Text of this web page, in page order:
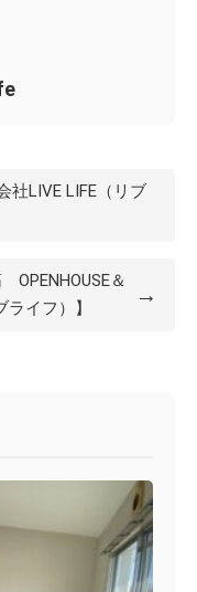
社LIVE LIFE（リブ
OPENHOUSE＆
イフ）】
→